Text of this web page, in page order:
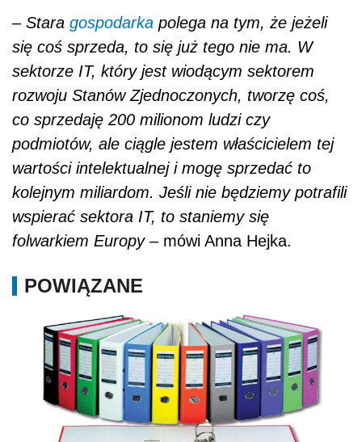
–Stara gospodarka polega na tym, że jeżeli
się coś sprzeda, to się już tego nie ma. W
sektorze IT, który jest wiodącym sektorem
rozwoju Stanów Zjednoczonych, tworzę coś,
co sprzedaję 200 milionom ludzi czy
podmiotów, ale ciągle jestem właścicielem tej
wartości intelektualnej i mogę sprzedać to
kolejnym miliardom. Jeśli nie będziemy potrafili
wspierać sektora IT, to staniemy się
folwarkiem Europy – mówi Anna Hejka.
POWIĄZANE